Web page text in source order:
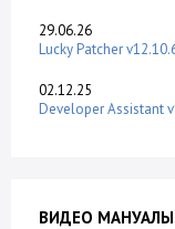
29.06.26
Lucky Patcher
02.12.25
Developer Assistant
ВИДЕО МАНУАЛЫ